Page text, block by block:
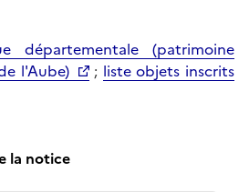
départementale (patrimoine
l'Aube)
; liste objets inscrits
la notice